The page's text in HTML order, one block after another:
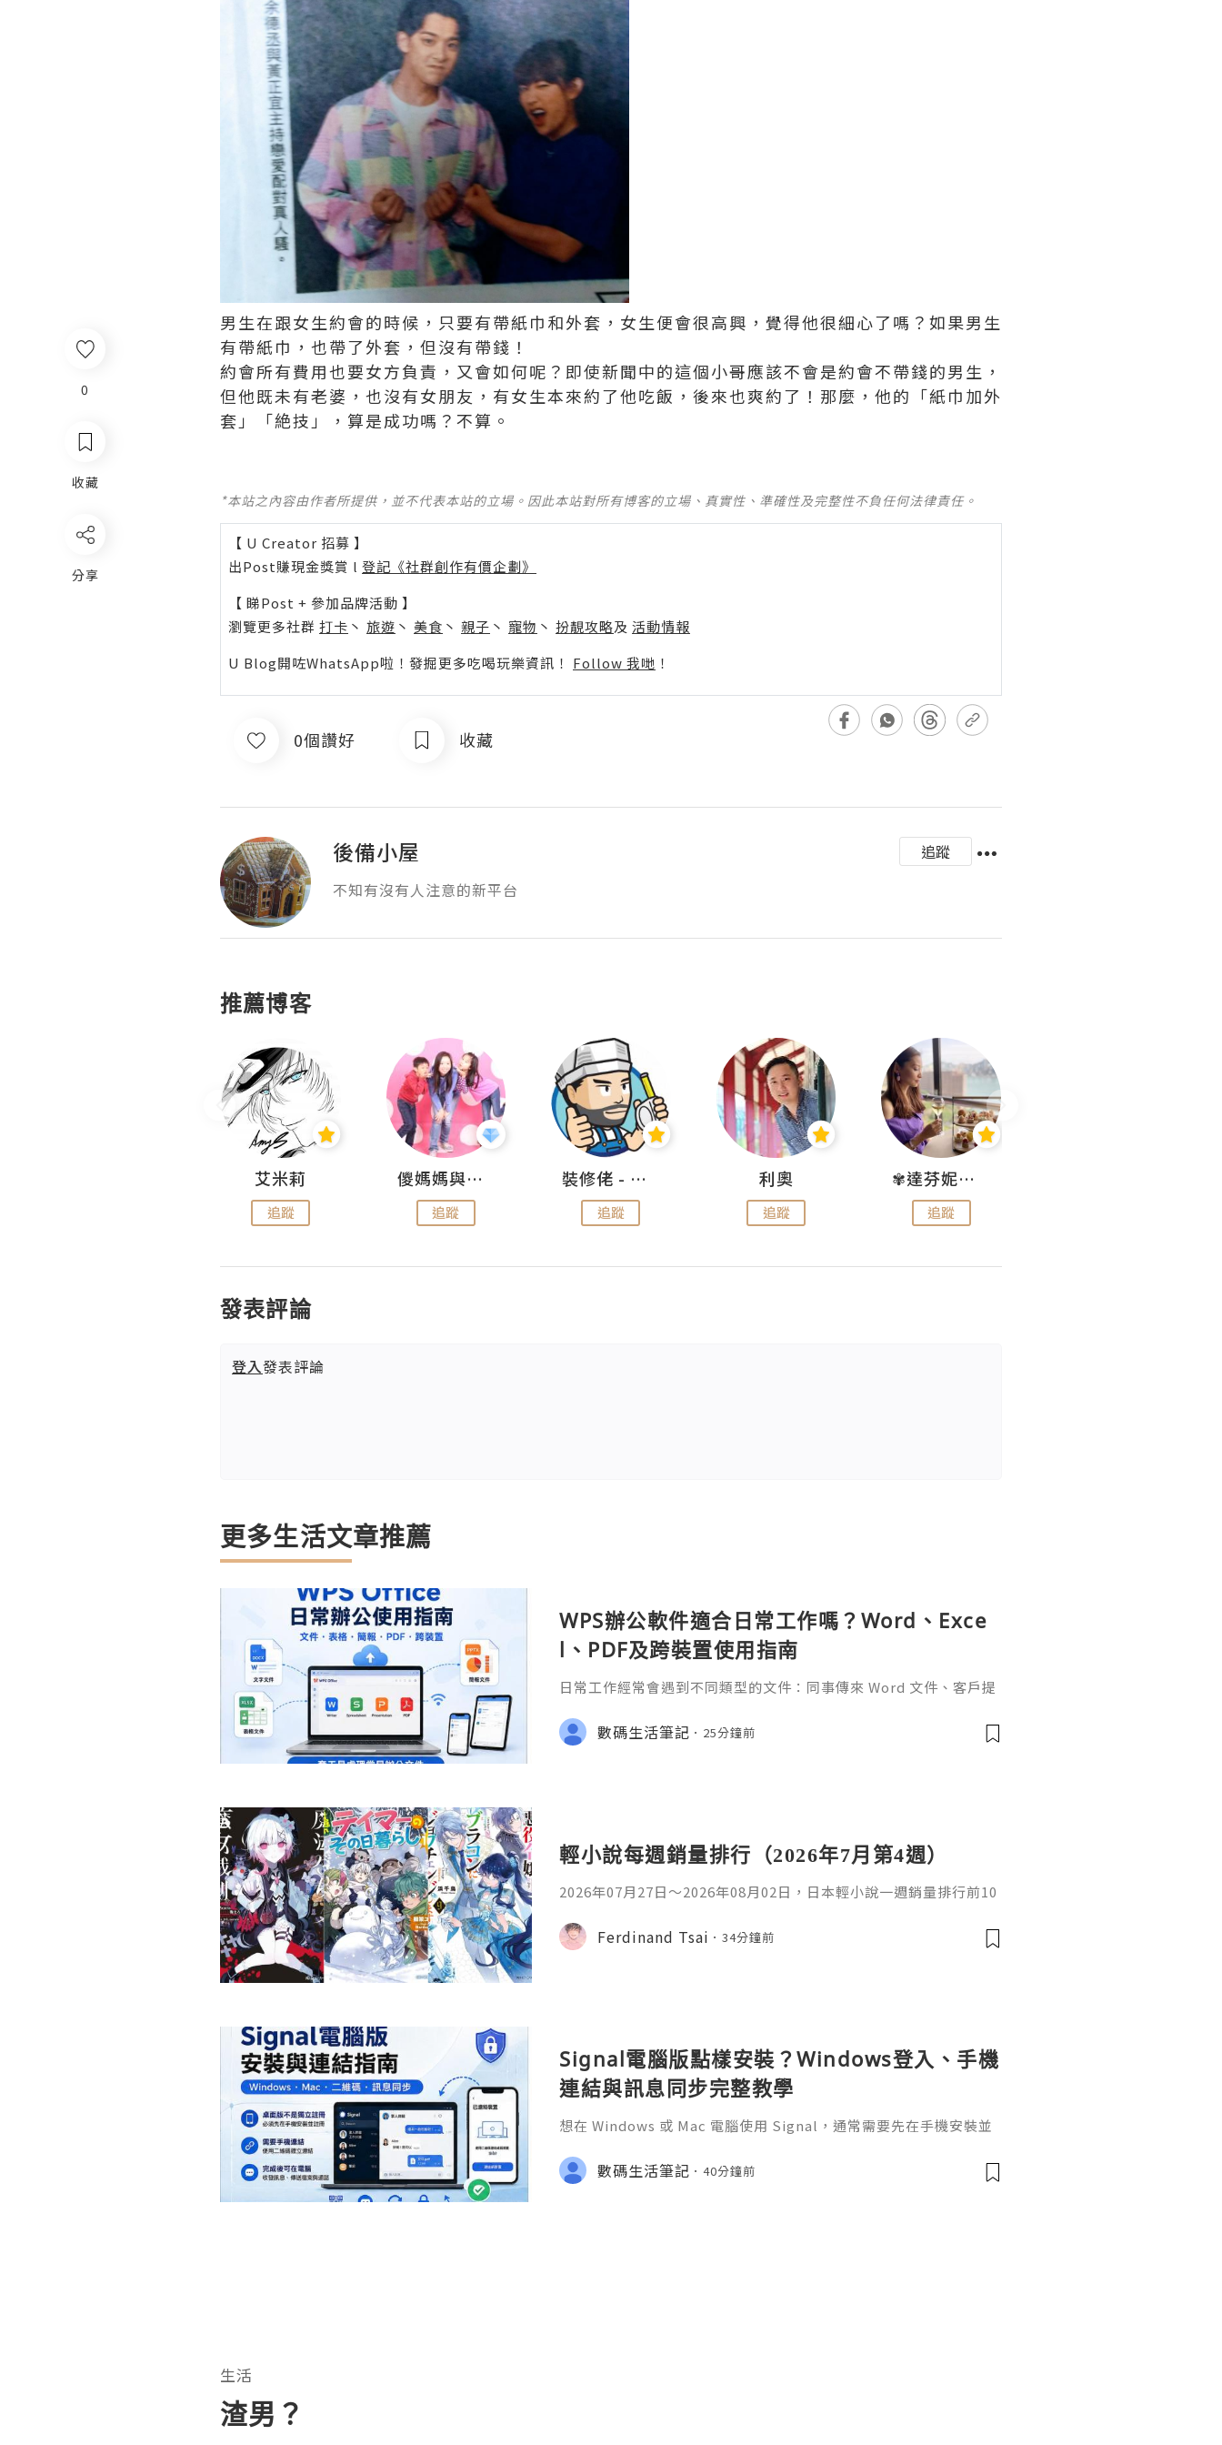
0
收藏
分享
男生在跟女生約會的時候，只要有帶紙巾和外套，女生便會很高興，覺得他很細心了嗎？如果男生
有帶紙巾，也帶了外套，但沒有帶錢！
約會所有費用也要女方負責，又會如何呢？即使新聞中的這個小哥應該不會是約會不帶錢的男生，
但他既未有老婆，也沒有女朋友，有女生本來約了他吃飯，後來也爽約了！那麼，他的「紙巾加外
套」「絶技」，算是成功嗎？不算。
*本站之內容由作者所提供，並不代表本站的立場。因此本站對所有博客的立場、真實性、準確性及完整性不負任何法律責任。
【 U Creator 招募 】
出Post賺現金獎賞 l 登記《社群創作有價企劃》
【 睇Post + 參加品牌活動 】
瀏覽更多社群 打卡 丶 旅遊 丶 美食 丶 親子 丶 寵物 丶 扮靚攻略及 活動情報
U Blog開咗WhatsApp啦！發掘更多吃喝玩樂資訊！ Follow 我哋 ！
0個讚好 收藏
後備小屋
追蹤
不知有沒有人注意的新平台
推薦博客
艾米莉
追蹤
儍媽媽與兩隻小魔怪之家
追蹤
裝修佬 - 香港一站式網上裝修平台
追蹤
利奧
追蹤
✾達芬妮•愛孩子•愛生活✾
追蹤
發表評論
登入發表評論
更多生活文章推薦
WPS辦公軟件適合日常工作嗎？Word、Exce
l、PDF及跨裝置使用指南
日常工作經常會遇到不同類型的文件：同事傳來 Word 文件、客戶提
PDF。 如果每種文件都要使用不同程式，處理起來比較零散。因此不
少人會接觸 WPS Offic
數碼生活筆記 25分鐘前
輕小說每週銷量排行（2026年7月第4週）
2026年07月27日〜2026年08月02日，日本輕小說一週銷量排行前10
首・文字插畫：すがわらおむ,maruchi出版社：角川發售日：2026
年08月銷售數：10,281部2. 落後的馴獸師慢生活16作者：棚架ユウ
Ferdinand Tsai 34分鐘前
Signal電腦版點樣安裝？Windows登入、手機
連結與訊息同步完整教學
想在 Windows 或 Mac 電腦使用 Signal，通常需要先在手機安裝並
版設成已連結裝置。
數碼生活筆記 40分鐘前
生活
渣男？